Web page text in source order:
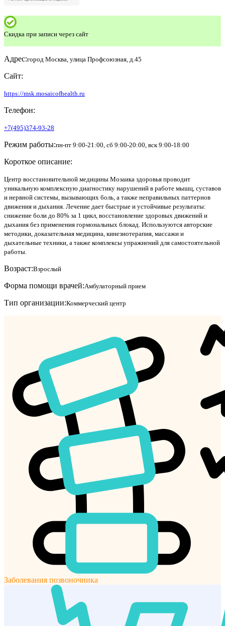
Скидка при записи через сайт
Адрес:город Москва, улица Профсоюзная, д.45
Сайт:
https://msk.mosaicofhealth.ru
Телефон:
+7(495)374-93-28
Режим работы:пн-пт 9:00-21:00, сб 9:00-20:00, вск 9:00-18:00
Короткое описание:
Центр восстановительной медицины Мозаика здоровья проводит
уникальную комплексную диагностику нарушений в работе мышц, суставов
и нервной системы, вызывающих боль, а также неправильных паттернов
движения и дыхания. Лечение дает быстрые и устойчивые результаты:
снижение боли до 80% за 1 цикл, восстановление здоровых движений и
дыхания без применения гормональных блокад. Используются авторские
методики, доказательная медицина, кинезиотерапия, массажи и
дыхательные техники, а также комплексы упражнений для самостоятельной
работы.
Возраст:Взрослый
Форма помощи врачей:Амбулаторный прием
Тип организации:Коммерческий центр
Заболевания позвоночника